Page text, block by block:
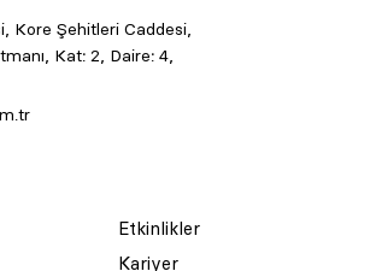
Kore Şehitleri Caddesi,
Kat: 2, Daire: 4,
Etkinlikler
Kariyer